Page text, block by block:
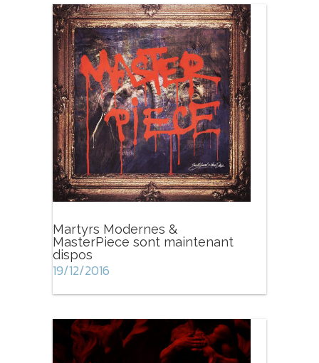
Martyrs Modernes &
MasterPiece sont maintenant
dispos
19/12/2016